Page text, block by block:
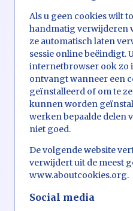
Als u geen cookies wilt
handmatig verwijderen
ze automatisch laten
sessie online beëindigt.
internetbrowser ook zo
ontvangt wanneer een
geïnstalleerd of om te
kunnen worden
werken bepaalde delen
niet goed.
De volgende website
verwijdert uit de meest
www.aboutcookies.org.
Social media